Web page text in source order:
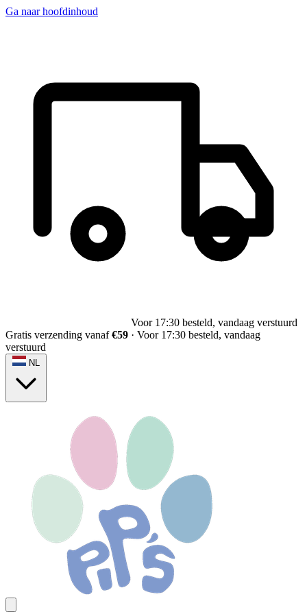
Ga naar hoofdinhoud
Voor 17:30 besteld, vandaag verstuurd
Gratis verzending vanaf€59 · Voor 17:30 besteld, vandaag
verstuurd
NL